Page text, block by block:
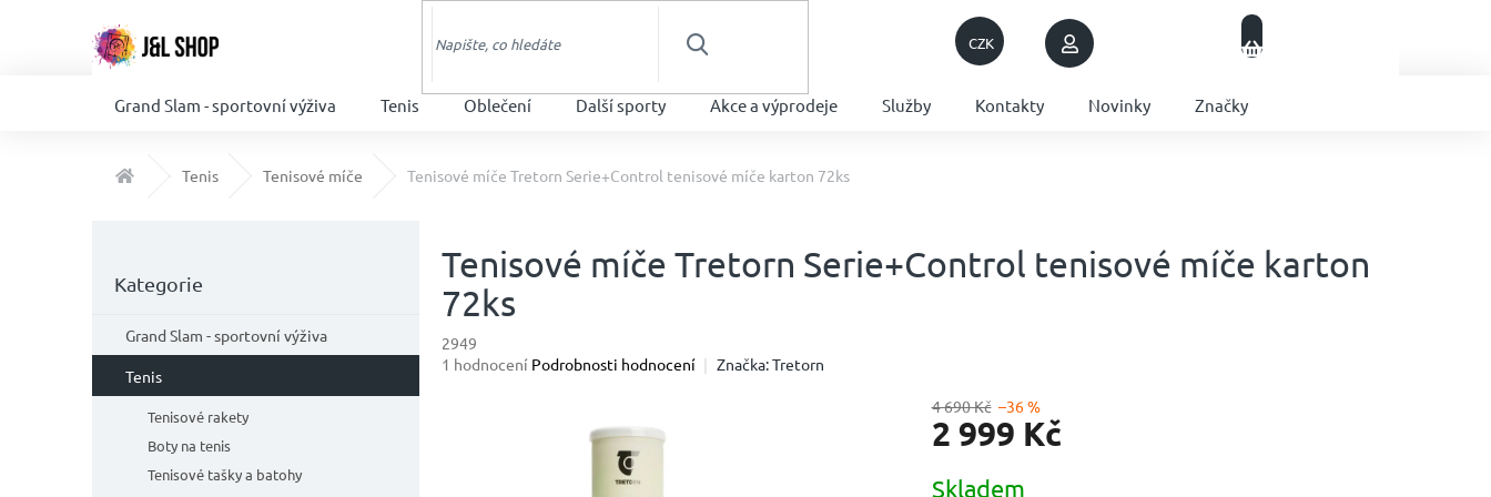
CZK
HLEDAT
Grand Slam - sportovní výživa Tenis Oblečení Další sporty Akce a výprodeje Služby Kontakty Novinky Značky
Domů Tenis Tenisové míče Tenisové míče Tretorn Serie+Control tenisové míče karton 72ks
a
n
kategorie
Kategorie
Grand Slam - sportovní výživa
Tenis
Tenisové rakety
Boty na tenis
Tenisové tašky a batohy
Tenisové míče Tretorn Serie+Control tenisové míče karton
72ks
2949
Průměrné
1 hodnocení Podrobnosti hodnocení Značka:Tretorn
4 690 Kč –36 %
2 999 Kč
cena:
Skladem